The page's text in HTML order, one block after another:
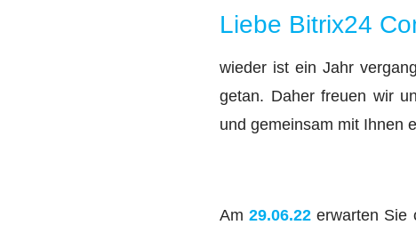
Liebe Bitrix24
wieder ist ein Jahr
getan. Daher freuen wir
und gemeinsam mit Ihnen
Am29.06.22 erwarten Sie